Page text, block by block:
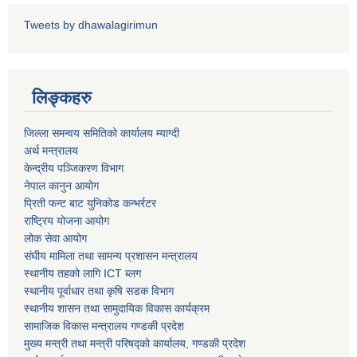
Tweets by dhawalagirimun
लिङ्कहरु
जिल्ला समन्वय समितिको कार्यालय म्याग्दी
अर्थ मन्त्रालय
केन्द्रीय पञ्जिकरण विभाग
नेपाल कानुन आयोग
प्रिती फन्ट बाट युनिकोड कन्भर्रटर
राष्ट्रिय योजना आयोग
लोक सेवा आयोग
संघीय मामिला तथा सामन्य प्रशासन मन्त्रालय
स्थानीय तहको लागि ICT ब्लग
स्थानीय पूर्वाधार तथा कृषि सडक विभाग
स्थानीय शासन तथा सामुदायिक विकास कार्यक्रम
सामाजिक विकास मन्त्रालय गण्डकी प्रदेश
मुख्य मन्त्री तथा मन्त्री परिषद्को कार्यालय, गण्डकी प्रदेश